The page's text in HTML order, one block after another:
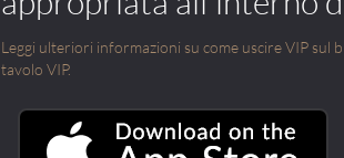
Leggi ulteriori informazioni su come uscire VIP sul
tavolo VIP.